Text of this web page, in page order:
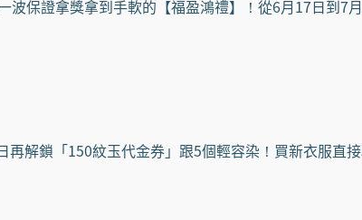
保證拿獎拿到手軟的【福盈鴻禮】！從6月17日到7
鎖「150紋玉代金券」跟5個輕容染！買新衣服直